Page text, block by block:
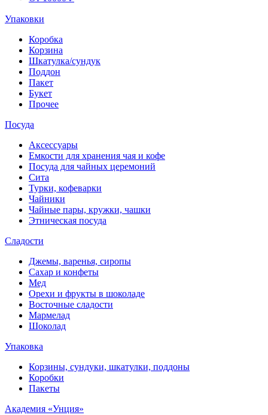
Упаковки
Коробка
Корзина
Шкатулка/сундук
Поддон
Пакет
Букет
Прочее
Посуда
Аксессуары
Емкости для хранения чая и кофе
Посуда для чайных церемоний
Сита
Турки, кофеварки
Чайники
Чайные пары, кружки, чашки
Этническая посуда
Сладости
Джемы, варенья, сиропы
Сахар и конфеты
Мед
Орехи и фрукты в шоколаде
Восточные сладости
Мармелад
Шоколад
Упаковка
Корзины, сундуки, шкатулки, поддоны
Коробки
Пакеты
Академия «Унция»